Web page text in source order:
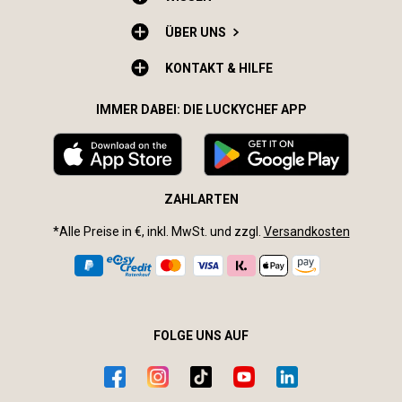
ÜBER UNS
KONTAKT & HILFE
IMMER DABEI: DIE LUCKYCHEF APP
ZAHLARTEN
*Alle Preise in €, inkl. MwSt. und zzgl. Versandkosten
FOLGE UNS AUF